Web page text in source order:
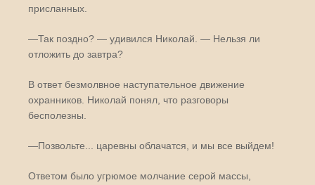
присланных.
—Так поздно? — удивился Николай. — Нельзя ли
отложить до завтра?
В ответ безмолвное наступательное движение
охранников. Николай понял, что разговоры
бесполезны.
—Позвольте... царевны облачатся, и мы все выйдем!
Ответом было угрюмое молчание серой массы,